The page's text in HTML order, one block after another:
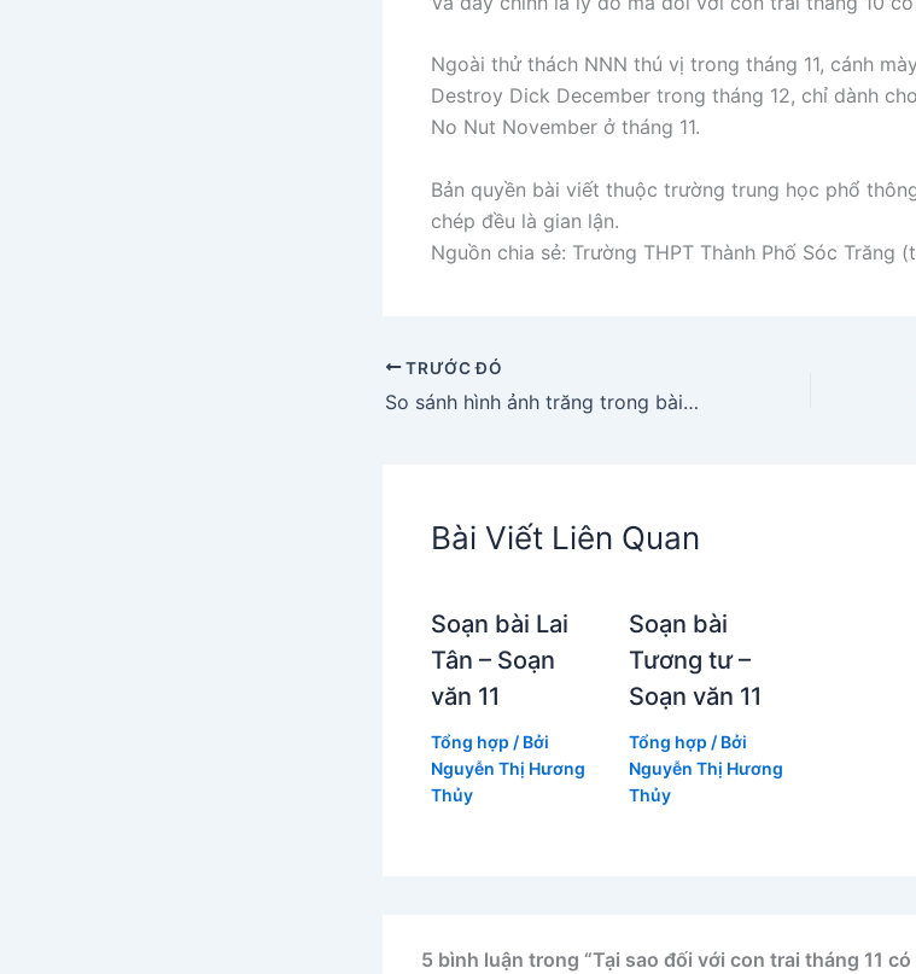
Ngoài thử thách NNN thú vị trong tháng 11, cánh
Destroy Dick December trong tháng 12, chỉ dành
No Nut November ở tháng 11.
Bản quyền bài viết thuộc trường trung học phổ
chép đều là gian lận.
Nguồn chia sẻ: Trường THPT Thành Phố Sóc Trăng
TRƯỚC ĐÓ
So sánh hình ảnh trăng trong bài thơ Đồng chí, Đoàn thuyền đánh cá, Ánh trăng
Bài Viết Liên Quan
Soạn bài Lai
Tân – Soạn
văn 11
Tổng hợp / Bởi
Nguyễn Thị Hương
Thủy
Soạn bài
Tương tư –
Soạn văn 11
Tổng hợp / Bởi
Nguyễn Thị Hương
Thủy
5 bình luận trong “Tại sao đối với con trai tháng 11 có